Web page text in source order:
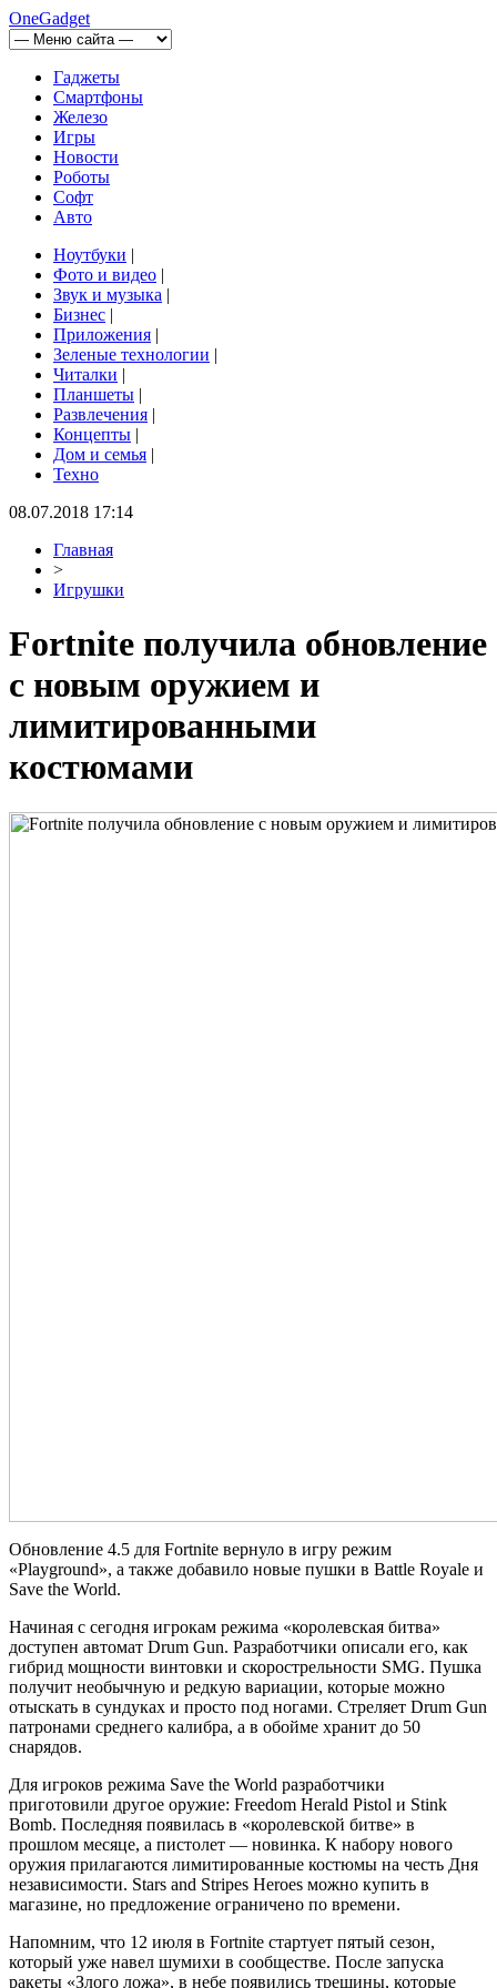
OneGadget
Гаджеты
Смартфоны
Железо
Игры
Новости
Роботы
Софт
Авто
Ноутбуки |
Фото и видео |
Звук и музыка |
Бизнес |
Приложения |
Зеленые технологии |
Читалки |
Планшеты |
Развлечения |
Концепты |
Дом и семья |
Техно
08.07.2018 17:14
Главная
>
Игрушки
Fortnite получила обновление
с новым оружием и
лимитированными
костюмами
Обновление 4.5 для Fortnite вернуло в игру режим
«Playground», а также добавило новые пушки в Battle Royale и
Save the World.
Начиная с сегодня игрокам режима «королевская битва»
доступен автомат Drum Gun. Разработчики описали его, как
гибрид мощности винтовки и скорострельности SMG. Пушка
получит необычную и редкую вариации, которые можно
отыскать в сундуках и просто под ногами. Стреляет Drum Gun
патронами среднего калибра, а в обойме хранит до 50
снарядов.
Для игроков режима Save the World разработчики
приготовили другое оружие: Freedom Herald Pistol и Stink
Bomb. Последняя появилась в «королевской битве» в
прошлом месяце, а пистолет — новинка. К набору нового
оружия прилагаются лимитированные костюмы на честь Дня
независимости. Stars and Stripes Heroes можно купить в
магазине, но предложение ограничено по времени.
Напомним, что 12 июля в Fortnite стартует пятый сезон,
который уже навел шумихи в сообществе. После запуска
ракеты «Злого ложа», в небе появились трещины, которые